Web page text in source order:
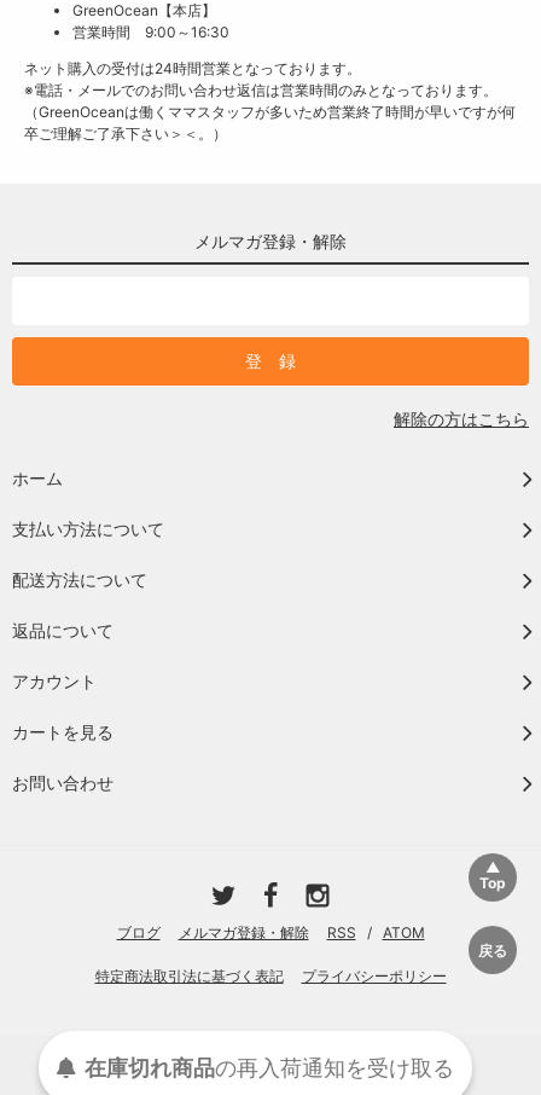
GreenOcean【本店】
営業時間 9:00～16:30
ネット購入の受付は24時間営業となっております。
※電話・メールでのお問い合わせ返信は営業時間のみとなっております。
（GreenOceanは働くママスタッフが多いため営業終了時間が早いですが何
卒ご理解ご了承下さい＞＜。）
メルマガ登録・解除
解除の方はこちら
ホーム
支払い方法について
配送方法について
返品について
アカウント
カートを見る
お問い合わせ
ブログ メルマガ登録・解除 RSS / ATOM
特定商法取引法に基づく表記 プライバシーポリシー
Copyright© 2010-2025 隠れ工房GreenOcean
在庫切れ商品の再入荷通知を受け取る